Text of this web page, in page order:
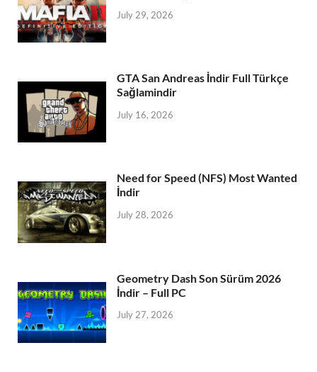
July 29, 2026
GTA San Andreas İndir Full Türkçe
Sağlamindir
July 16, 2026
Need for Speed (NFS) Most Wanted
İndir
July 28, 2026
Geometry Dash Son Sürüm 2026
İndir – Full PC
July 27, 2026